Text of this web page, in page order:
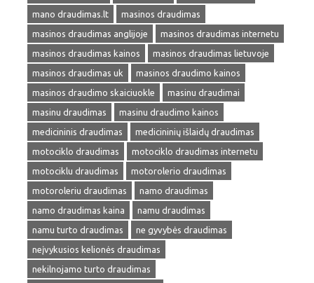
mano draudimas.lt
masinos draudimas
masinos draudimas anglijoje
masinos draudimas internetu
masinos draudimas kainos
masinos draudimas lietuvoje
masinos draudimas uk
masinos draudimo kainos
masinos draudimo skaiciuokle
masinu draudimai
masinu draudimas
masinu draudimo kainos
medicininis draudimas
medicininių išlaidų draudimas
motociklo draudimas
motociklo draudimas internetu
motociklu draudimas
motorolerio draudimas
motoroleriu draudimas
namo draudimas
namo draudimas kaina
namu draudimas
namu turto draudimas
ne gyvybės draudimas
neįvykusios kelionės draudimas
nekilnojamo turto draudimas